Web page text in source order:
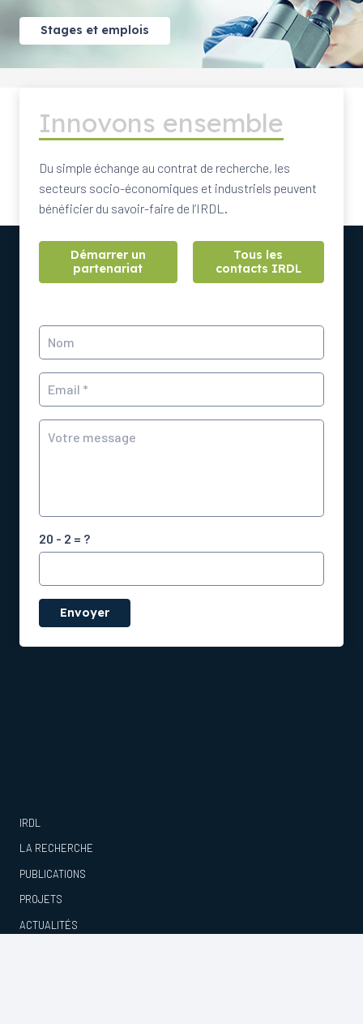
Stages et emplois
Innovons ensemble
Du simple échange au contrat de recherche, les
secteurs socio-économiques et industriels peuvent
bénéficier du savoir-faire de l’IRDL.
Démarrer un
partenariat
Tous les
contacts IRDL
20 - 2 = ?
Envoyer
IRDL
LA RECHERCHE
PUBLICATIONS
PROJETS
ACTUALITÉS